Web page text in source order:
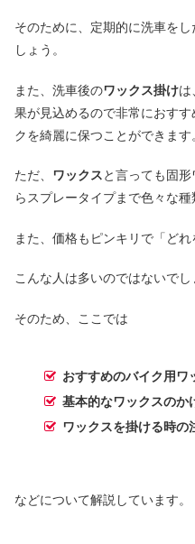
そのために、定期的に洗車を
しょう。
また、洗車後のワックス掛けは
果が見込めるので非常におす
クを綺麗に保つことができます
ただ、 ワックス と言っても固
らスプレータイプまで色々な種
また、価格もピンキリで「ど
こんな人は多いのではないでし
そのため、ここでは
おすすめのバイク用ワ
基本的なワックスのか
ワックスを掛ける時の
などについて解説しています。